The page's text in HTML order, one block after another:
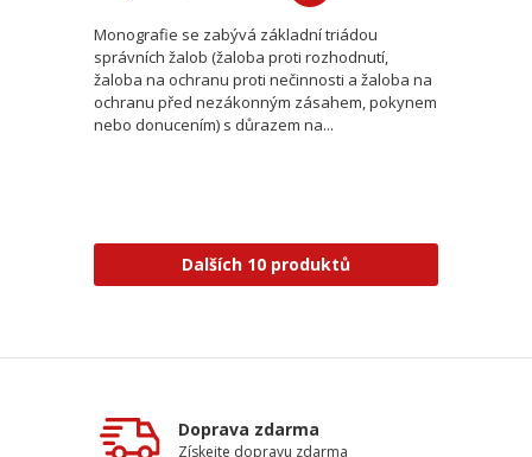
Monografie se zabývá základní triádou
správních žalob (žaloba proti rozhodnutí,
žaloba na ochranu proti nečinnosti a žaloba na
ochranu před nezákonným zásahem, pokynem
nebo donucením) s důrazem na...
Dalších 10 produktů
Doprava zdarma
Získejte dopravu zdarma